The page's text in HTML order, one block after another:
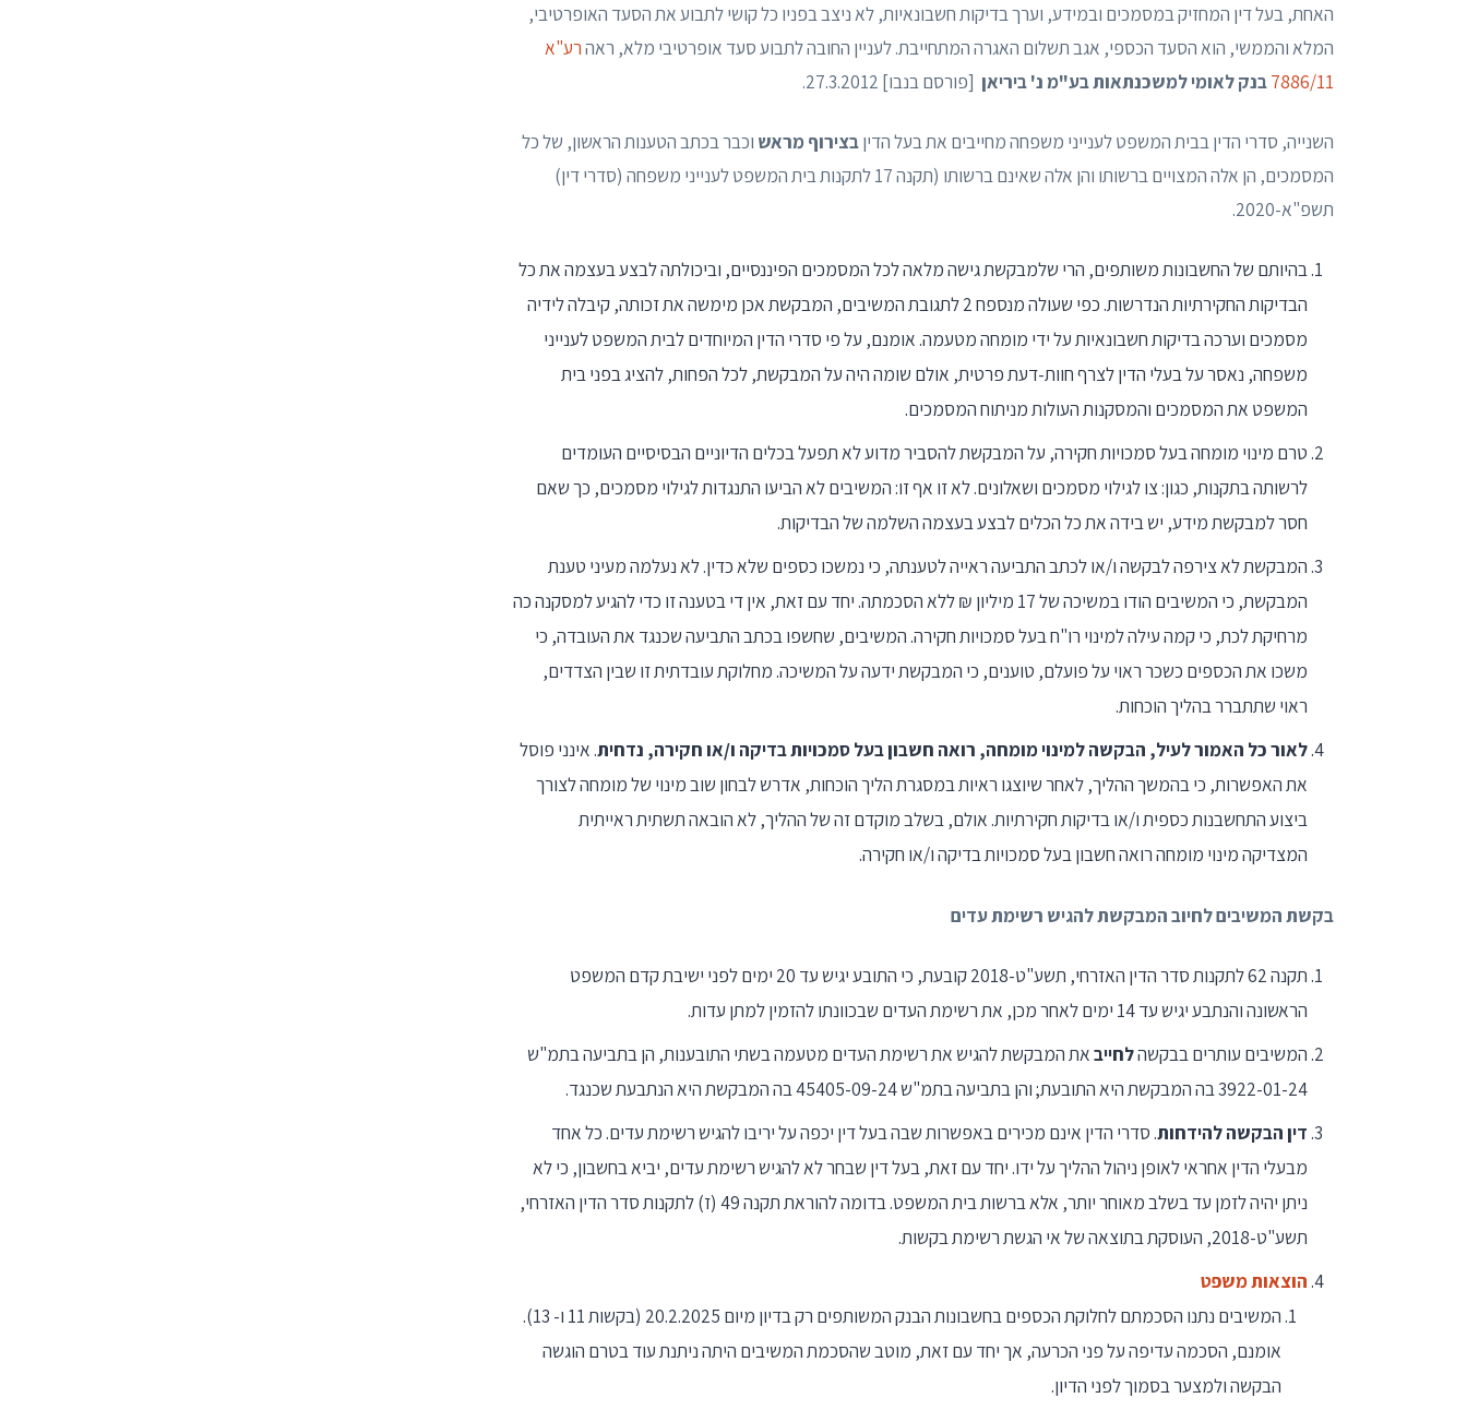
האחת, בעל דין המחזיק במסמכים ובמידע, וערך בדיקות חשבונאיות, לא ניצב בפניו כל קושי לתבוע את הסעד האופרטיבי,
המלא והממשי, הוא הסעד הכספי, אגב תשלום האגרה המתחייבת. לעניין החובה לתבוע סעד אופרטיבי מלא, ראהרע"א
7886/11בנק לאומי למשכנתאות בע"מ נ' ביריאן [פורסם בנבו] 27.3.2012.
השנייה, סדרי הדין בבית המשפט לענייני משפחה מחייבים את בעל הדיןבצירוף מראש וכבר בכתב הטענות הראשון, של כל
המסמכים, הן אלה המצויים ברשותו והן אלה שאינם ברשותו (תקנה 17 לתקנות בית המשפט לענייני משפחה (סדרי דין)
תשפ"א-2020.
בהיותם של החשבונות משותפים, הרי שלמבקשת גישה מלאה לכל המסמכים הפיננסיים, וביכולתה לבצע בעצמה את כל
הבדיקות החקירתיות הנדרשות. כפי שעולה מנספח 2 לתגובת המשיבים, המבקשת אכן מימשה את זכותה, קיבלה לידיה
מסמכים וערכה בדיקות חשבונאיות על ידי מומחה מטעמה. אומנם, על פי סדרי הדין המיוחדים לבית המשפט לענייני
משפחה, נאסר על בעלי הדין לצרף חוות-דעת פרטית, אולם שומה היה על המבקשת, לכל הפחות, להציג בפני בית
המשפט את המסמכים והמסקנות העולות מניתוח המסמכים.
טרם מינוי מומחה בעל סמכויות חקירה, על המבקשת להסביר מדוע לא תפעל בכלים הדיוניים הבסיסיים העומדים
לרשותה בתקנות, כגון: צו לגילוי מסמכים ושאלונים. לא זו אף זו: המשיבים לא הביעו התנגדות לגילוי מסמכים, כך שאם
חסר למבקשת מידע, יש בידה את כל הכלים לבצע בעצמה השלמה של הבדיקות.
המבקשת לא צירפה לבקשה ו/או לכתב התביעה ראייה לטענתה, כי נמשכו כספים שלא כדין. לא נעלמה מעיני טענת
המבקשת, כי המשיבים הודו במשיכה של 17 מיליון ₪ ללא הסכמתה. יחד עם זאת, אין די בטענה זו כדי להגיע למסקנה כה
מרחיקת לכת, כי קמה עילה למינוי רו"ח בעל סמכויות חקירה. המשיבים, שחשפו בכתב התביעה שכנגד את העובדה, כי
משכו את הכספים כשכר ראוי על פועלם, טוענים, כי המבקשת ידעה על המשיכה. מחלוקת עובדתית זו שבין הצדדים,
ראוי שתתברר בהליך הוכחות.
לאור כל האמור לעיל, הבקשה למינוי מומחה, רואה חשבון בעל סמכויות בדיקה ו/או חקירה, נדחית. אינני פוסל
את האפשרות, כי בהמשך ההליך, לאחר שיוצגו ראיות במסגרת הליך הוכחות, אדרש לבחון שוב מינוי של מומחה לצורך
ביצוע התחשבנות כספית ו/או בדיקות חקירתיות. אולם, בשלב מוקדם זה של ההליך, לא הובאה תשתית ראייתית
המצדיקה מינוי מומחה רואה חשבון בעל סמכויות בדיקה ו/או חקירה.
בקשת המשיבים לחיוב המבקשת להגיש רשימת עדים
תקנה 62 לתקנות סדר הדין האזרחי, תשע"ט-2018 קובעת, כי התובע יגיש עד 20 ימים לפני ישיבת קדם המשפט
הראשונה והנתבע יגיש עד 14 ימים לאחר מכן, את רשימת העדים שבכוונתו להזמין למתן עדות.
המשיבים עותרים בבקשהלחייבאת המבקשת להגיש את רשימת העדים מטעמה בשתי התובענות, הן בתביעה בתמ"ש
3922-01-24 בה המבקשת היא התובעת; והן בתביעה בתמ"ש 45405-09-24 בה המבקשת היא הנתבעת שכנגד.
דין הבקשה להידחות. סדרי הדין אינם מכירים באפשרות שבה בעל דין יכפה על יריבו להגיש רשימת עדים. כל אחד
מבעלי הדין אחראי לאופן ניהול ההליך על ידו. יחד עם זאת, בעל דין שבחר לא להגיש רשימת עדים, יביא בחשבון, כי לא
ניתן יהיה לזמן עד בשלב מאוחר יותר, אלא ברשות בית המשפט. בדומה להוראת תקנה 49 (ז) לתקנות סדר הדין האזרחי,
תשע"ט-2018, העוסקת בתוצאה של אי הגשת רשימת בקשות.
הוצאות משפט
המשיבים נתנו הסכמתם לחלוקת הכספים בחשבונות הבנק המשותפים רק בדיון מיום 20.2.2025 (בקשות 11 ו- 13).
אומנם, הסכמה עדיפה על פני הכרעה, אך יחד עם זאת, מוטב שהסכמת המשיבים היתה ניתנת עוד בטרם הוגשה
הבקשה ולמצער בסמוך לפני הדיון.